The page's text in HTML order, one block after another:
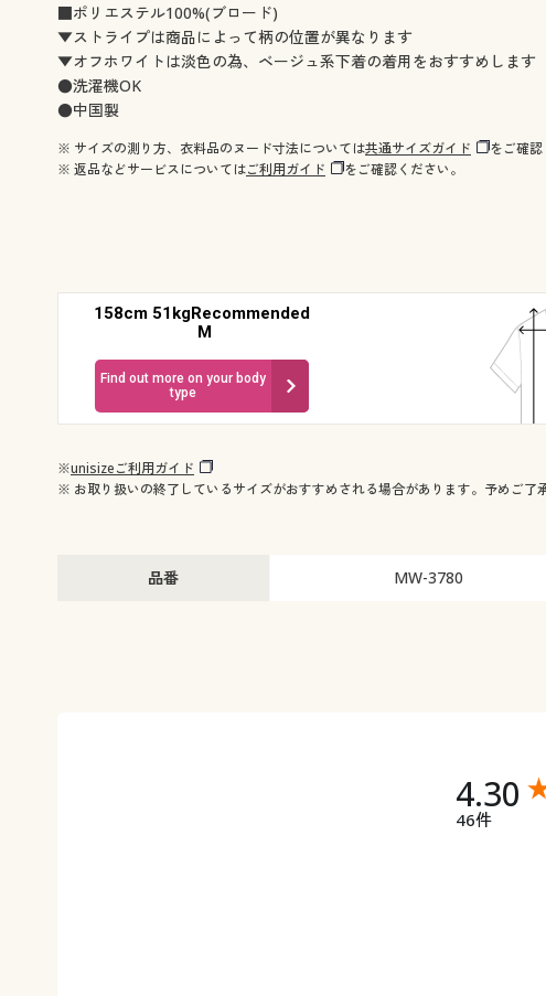
■ポリエステル100%(ブロード)
▼ストライプは商品によって柄の位置が異なります
▼オフホワイトは淡色の為、ベージュ系下着の着用をおすすめします
●洗濯機OK
●中国製
※ サイズの測り方、衣料品のヌード寸法については共通サイズガイド
をご確認
※ 返品などサービスについてはご利用ガイド をご確認ください。
158cm 51kgRecommended
M
Find out more on your body
type
※unisizeご利用ガイド
※ お取り扱いの終了しているサイズがおすすめされる場合があります。予めご了
品番 MW-3780
4.30
46件